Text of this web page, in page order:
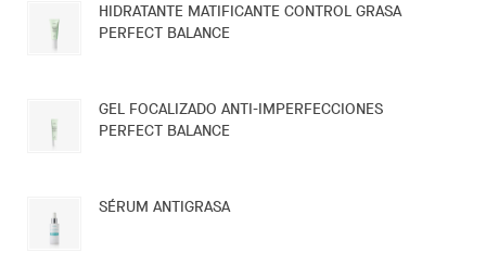
HIDRATANTE MATIFICANTE CONTROL GRASA
PERFECT BALANCE
GEL FOCALIZADO ANTI-IMPERFECCIONES
PERFECT BALANCE
SÉRUM ANTIGRASA